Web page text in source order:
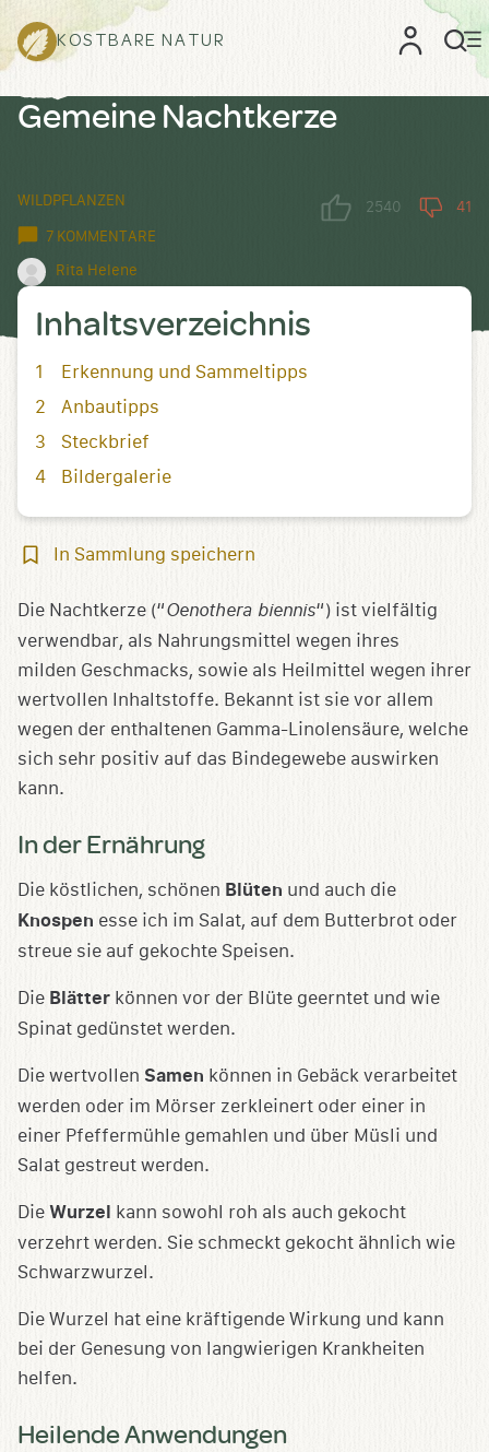
KOSTBARE NATUR
Gemeine Nachtkerze
WILDPFLANZEN
7 KOMMENTARE
Rita Helene
2540 41
Inhaltsverzeichnis
Erkennung und Sammeltipps
Anbautipps
Steckbrief
Bildergalerie
In
speichern
In Sammlung speichern
Die Nachtkerze (“Oenothera biennis“) ist vielfältig
verwendbar, als Nahrungsmittel wegen ihres
milden Geschmacks, sowie als Heilmittel wegen ihrer
wertvollen Inhaltstoffe. Bekannt ist sie vor allem
wegen der enthaltenen Gamma-Linolensäure, welche
sich sehr positiv auf das Bindegewebe auswirken
kann.
In der Ernährung
Die köstlichen, schönen Blüten und auch die
Knospen esse ich im Salat, auf dem Butterbrot oder
streue sie auf gekochte Speisen.
Die Blätter können vor der Blüte geerntet und wie
Spinat gedünstet werden.
Die wertvollen Samen können in Gebäck verarbeitet
werden oder im Mörser zerkleinert oder einer in
einer Pfeffermühle gemahlen und über Müsli und
Salat gestreut werden.
Die Wurzel kann sowohl roh als auch gekocht
verzehrt werden. Sie schmeckt gekocht ähnlich wie
Schwarzwurzel.
Die Wurzel hat eine kräftigende Wirkung und kann
bei der Genesung von langwierigen Krankheiten
helfen.
Heilende Anwendungen